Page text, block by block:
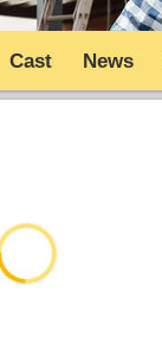
Cast News